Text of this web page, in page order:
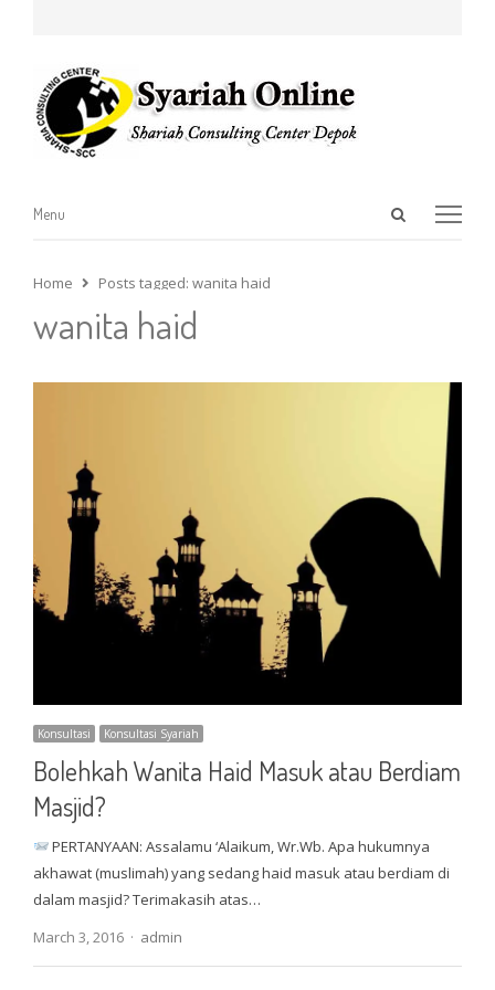
Open
Menu
Menu
Home Posts tagged: wanita haid
wanita haid
Konsultasi Konsultasi Syariah
Bolehkah Wanita Haid Masuk atau Berdiam
Masjid?
PERTANYAAN: Assalamu ‘Alaikum, Wr.Wb. Apa hukumnya
akhawat (muslimah) yang sedang haid masuk atau berdiam di
dalam masjid? Terimakasih atas…
March 3, 2016
Author
admin